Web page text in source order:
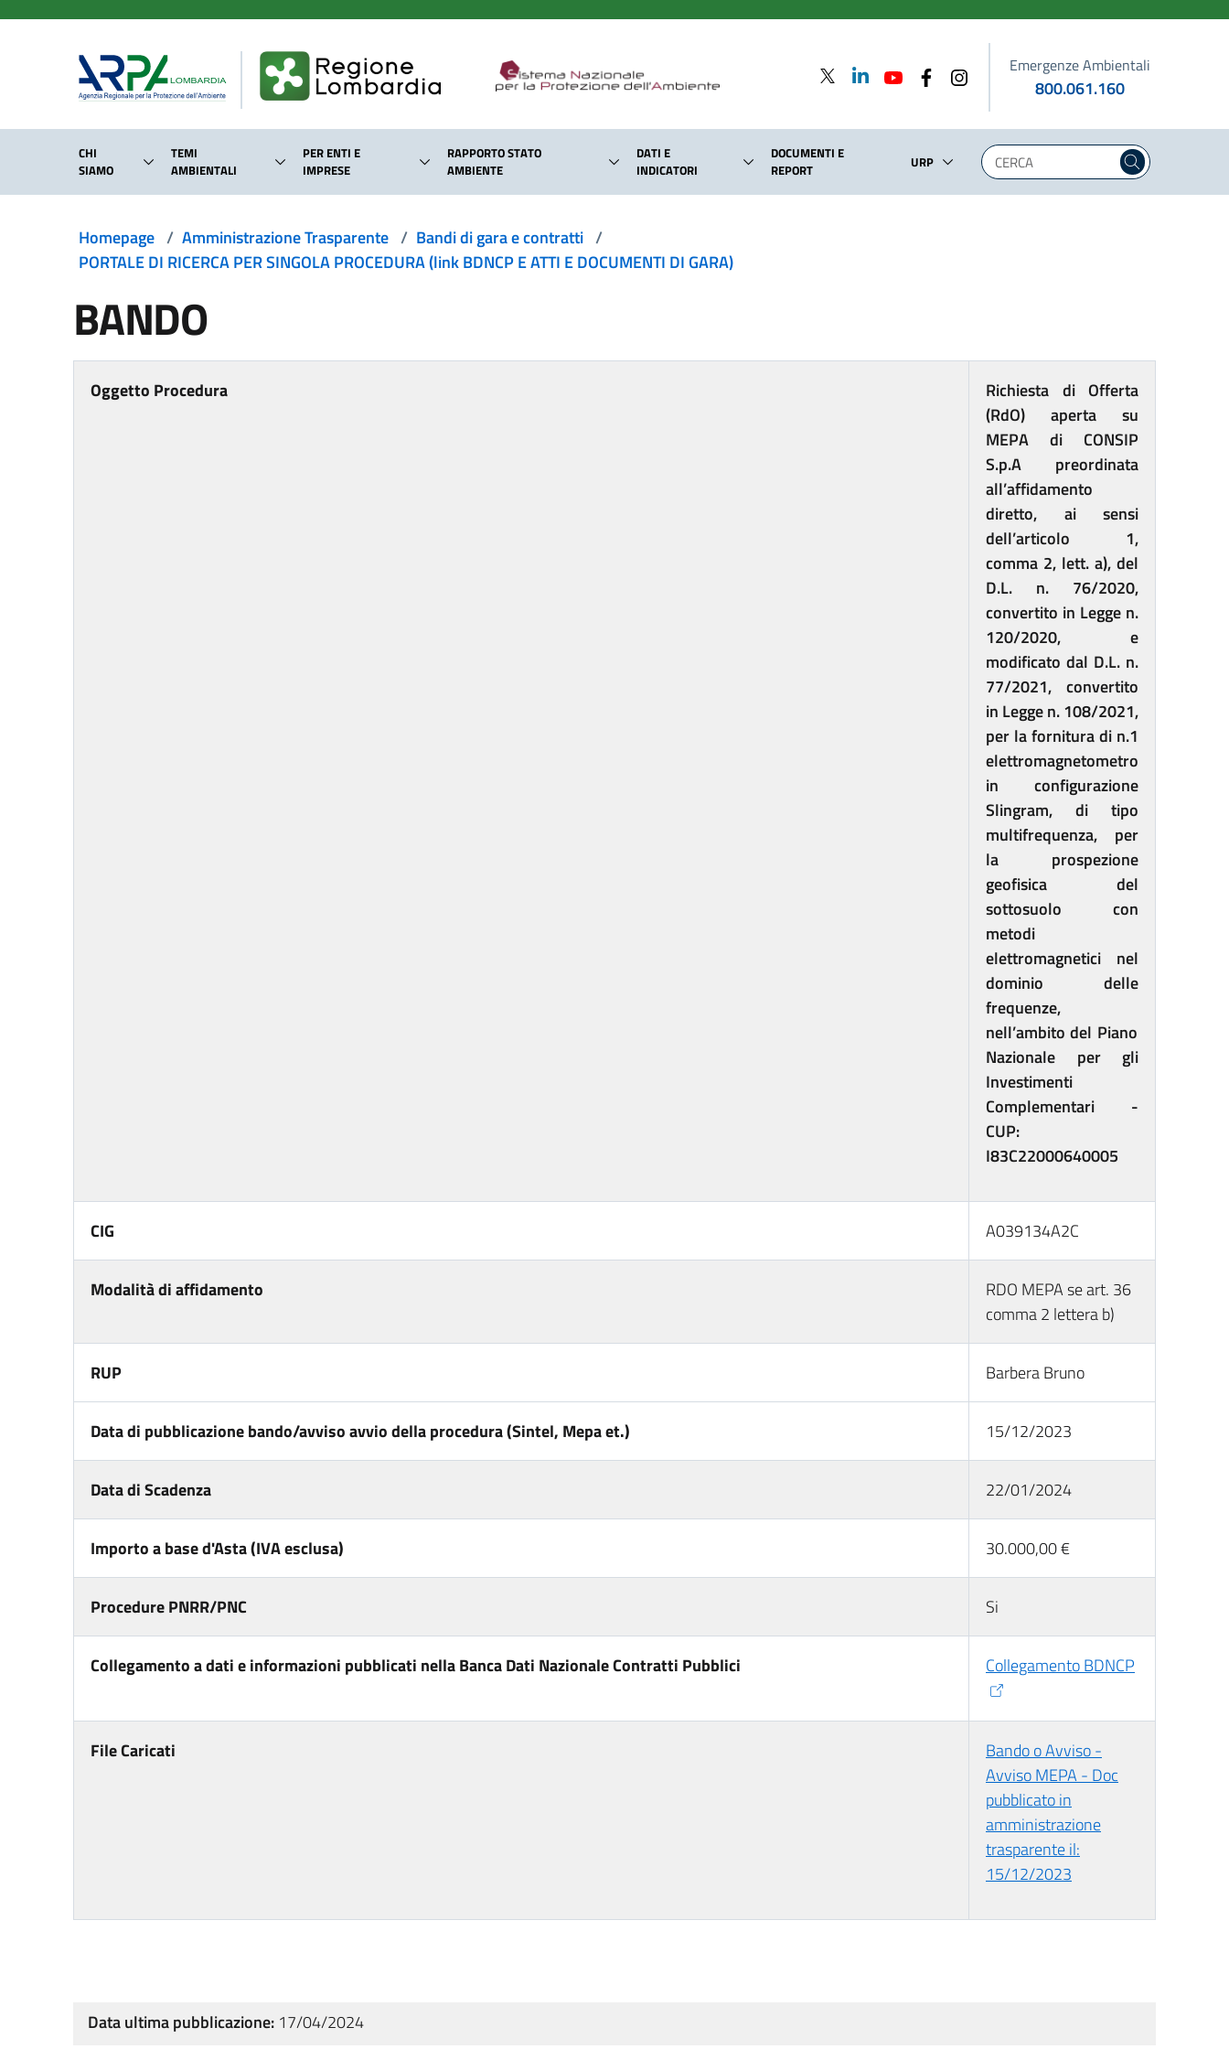
Emergenze Ambientali
800.061.160
CHI
SIAMO
TEMI
AMBIENTALI
PER ENTI E
IMPRESE
RAPPORTO STATO
AMBIENTE
DATI E
INDICATORI
DOCUMENTI E
REPORT
URP
Homepage / Amministrazione Trasparente / Bandi di gara e contratti /
PORTALE DI RICERCA PER SINGOLA PROCEDURA (link BDNCP E ATTI E DOCUMENTI DI GARA)
BANDO
Oggetto Procedura
Richiesta di Offerta
(RdO) aperta su
MEPA di CONSIP
S.p.A preordinata
all’affidamento
diretto, ai sensi
dell’articolo 1,
comma 2, lett. a), del
D.L. n. 76/2020,
convertito in Legge n.
120/2020, e
modificato dal D.L. n.
77/2021, convertito
in Legge n. 108/2021,
per la fornitura di n.1
elettromagnetometro
in configurazione
Slingram, di tipo
multifrequenza, per
la prospezione
geofisica del
sottosuolo con
metodi
elettromagnetici nel
dominio delle
frequenze,
nell’ambito del Piano
Nazionale per gli
Investimenti
Complementari -
CUP:
I83C22000640005
CIG A039134A2C
Modalità di affidamento
RDO MEPA se art. 36
comma 2 lettera b)
RUP Barbera Bruno
Data di pubblicazione bando/avviso avvio della procedura (Sintel, Mepa et.) 15/12/2023
Data di Scadenza 22/01/2024
Importo a base d'Asta (IVA esclusa) 30.000,00 €
Procedure PNRR/PNC Si
Collegamento a dati e informazioni pubblicati nella Banca Dati Nazionale Contratti Pubblici Collegamento BDNCP
File Caricati
Bando o Avviso -
Avviso MEPA - Doc
pubblicato in
amministrazione
trasparente il:
15/12/2023
Data ultima pubblicazione: 17/04/2024